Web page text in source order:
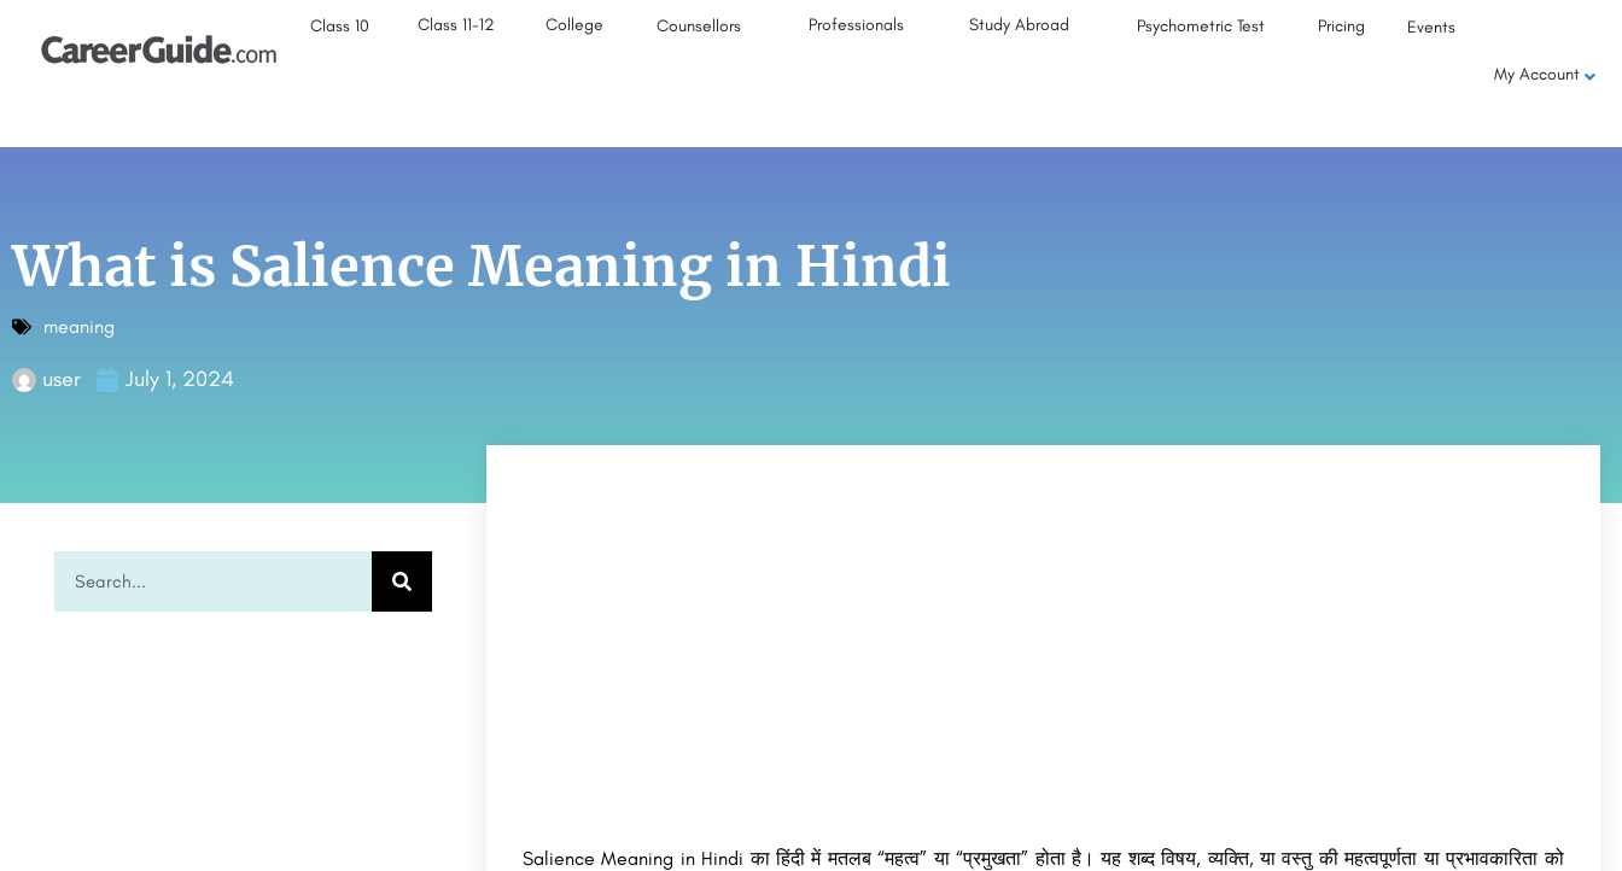
Class 10 Class 11-12 College Counsellors Professionals Study Abroad Psychometric Test Pricing Events
My Account
What is Salience Meaning in Hindi
meaning
user July 1, 2024
Salience Meaning in Hindi का हिंदी में मतलब “महत्व” या “प्रमुखता” होता है। यह शब्द विषय, व्यक्ति, या वस्तु की महत्वपूर्णता या प्रभावकारिता को